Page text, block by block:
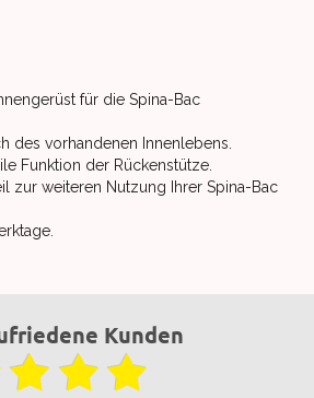
für die Spina-Bac
des vorhandenen Innenlebens.
Funktion der Rückenstütze.
zur weiteren Nutzung Ihrer Spina-Bac
Kunden